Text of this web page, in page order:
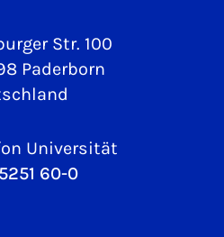
Str. 100
Paderborn
Universität
60-0